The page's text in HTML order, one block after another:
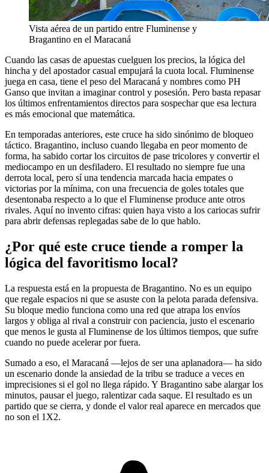
Vista aérea de un partido entre Fluminense y
Bragantino en el Maracaná
Cuando las casas de apuestas cuelguen los precios, la lógica del
hincha y del apostador casual empujará la cuota local. Fluminense
juega en casa, tiene el peso del Maracaná y nombres como PH
Ganso que invitan a imaginar control y posesión. Pero basta repasar
los últimos enfrentamientos directos para sospechar que esa lectura
es más emocional que matemática.
En temporadas anteriores, este cruce ha sido sinónimo de bloqueo
táctico. Bragantino, incluso cuando llegaba en peor momento de
forma, ha sabido cortar los circuitos de pase tricolores y convertir el
mediocampo en un desfiladero. El resultado no siempre fue una
derrota local, pero sí una tendencia marcada hacia empates o
victorias por la mínima, con una frecuencia de goles totales que
desentonaba respecto a lo que el Fluminense produce ante otros
rivales. Aquí no invento cifras: quien haya visto a los cariocas sufrir
para abrir defensas replegadas sabe de lo que hablo.
¿Por qué este cruce tiende a romper la
lógica del favoritismo local?
La respuesta está en la propuesta de Bragantino. No es un equipo
que regale espacios ni que se asuste con la pelota parada defensiva.
Su bloque medio funciona como una red que atrapa los envíos
largos y obliga al rival a construir con paciencia, justo el escenario
que menos le gusta al Fluminense de los últimos tiempos, que sufre
cuando no puede acelerar por fuera.
Sumado a eso, el Maracaná —lejos de ser una aplanadora— ha sido
un escenario donde la ansiedad de la tribu se traduce a veces en
imprecisiones si el gol no llega rápido. Y Bragantino sabe alargar los
minutos, pausar el juego, ralentizar cada saque. El resultado es un
partido que se cierra, y donde el valor real aparece en mercados que
no son el 1X2.